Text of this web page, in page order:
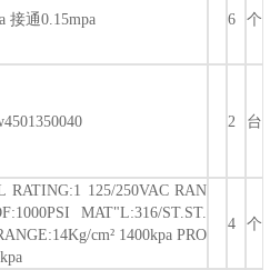
接通0.15mpa 6 个
2 台
RATING:1 125/250VAC RAN
MAT"L:316/ST.ST.
cm² 1400kpa PRO
4 个